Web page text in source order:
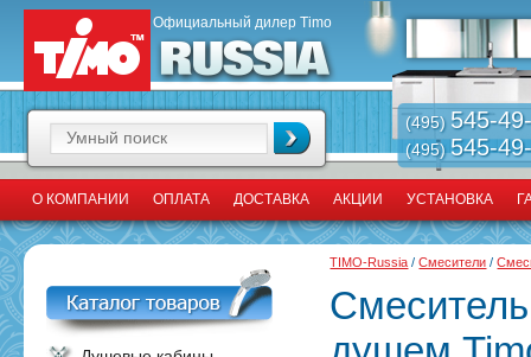
Официальный дилер Timo
(495) 545-
(495)545-
О КОМПАНИИ ОПЛАТА ДОСТАВКА АКЦИИ УСТАНОВКА
TIMO-Russia /Смесители /